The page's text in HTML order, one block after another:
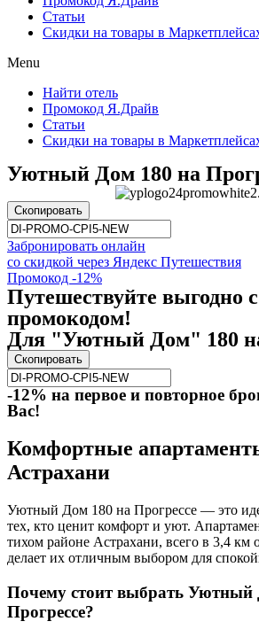
Статьи
Скидки на товары в
Menu
Найти отель
Промокод Я.Драйв
Статьи
Скидки на товары в
Уютный Дом 180 на
Скопировать
Забронировать онлайн
со скидкой через Яндекс Путешествия
Промокод -12%
Путешествуйте выгодно с
промокодом!
Для "Уютный Дом" 180
Скопировать
-12% на первое и повторное
Вас!
Комфортные
Астрахани
Уютный Дом 180 на Прогрессе — это
тех, кто ценит комфорт и уют.
тихом районе Астрахани, всего в 3,4 км
делает их отличным выбором для
Почему стоит выбрать Уютный
Прогрессе?